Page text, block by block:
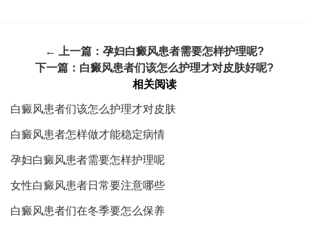
← 上一篇： 孕妇白癜风患者需要怎样护理呢?
下一篇： 白癜风患者们该怎么护理才对皮肤好呢?
相关阅读
白癜风患者们该怎么护理才对皮肤
白癜风患者怎样做才能稳定病情
孕妇白癜风患者需要怎样护理呢
女性白癜风患者日常要注意哪些
白癜风患者们在冬季要怎么保养